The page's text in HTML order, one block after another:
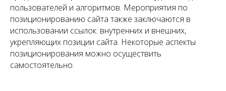
пользователей и алгоритмов. Мероприятия по
позиционированию сайта также заключаются в
использовании ссылок: внутренних и внешних,
укрепляющих позиции сайта. Некоторые аспекты
позиционирования можно осуществить
самостоятельно.